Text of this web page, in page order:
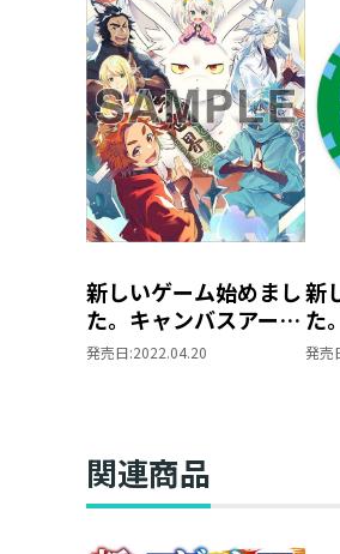
新しいゲーム始めまし
た。キャンバスアート
ボード
発売日:2022.04.20
新
た
ホ
発売
関連商品